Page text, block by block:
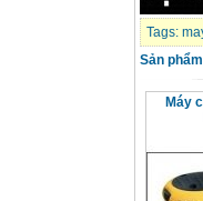
Tags:
Sản
Máy